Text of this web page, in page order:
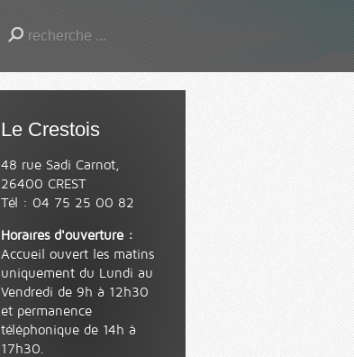
Le Crestois
48 rue Sadi Carnot,
26400 CREST
Tél : 04 75 25 00 82
Horaires d'ouverture :
Accueil ouvert les matins
uniquement du Lundi au
Vendredi de 9h à 12h30
et permanence
téléphonique de 14h à
17h30.